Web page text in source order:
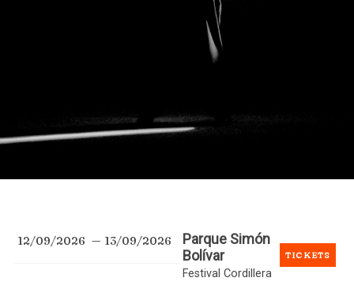
12/09/2026 13/09/2026
Parque Simón
Bolívar
Festival Cordillera
TICKETS